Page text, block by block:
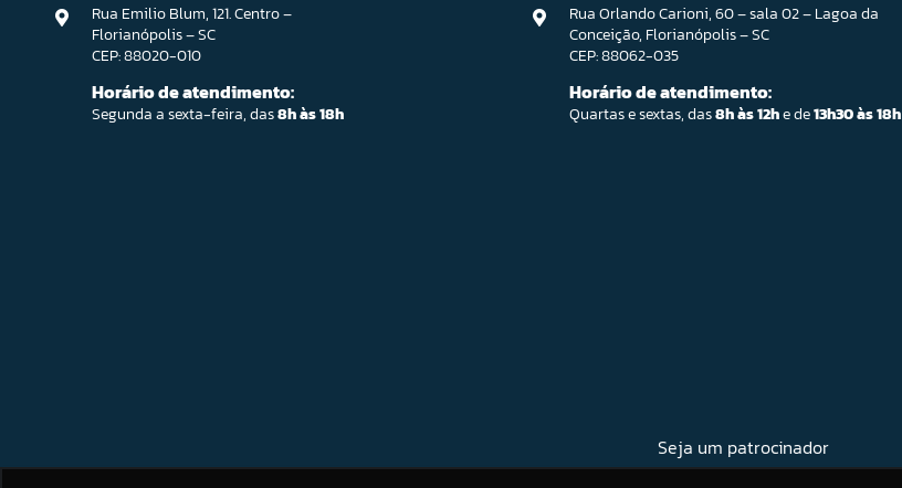
Rua Emilio Blum, 121. Centro –
Florianópolis – SC
CEP: 88020-010
Horário de atendimento:
Segunda a sexta-feira, das8h às 18h
Rua Orlando Carioni, 60 – sala 02 – Lagoa da
Conceição, Florianópolis – SC
CEP: 88062-035
Horário de atendimento:
Quartas e sextas, das8h às 12he de13h30 às 18h
Seja um patrocinador